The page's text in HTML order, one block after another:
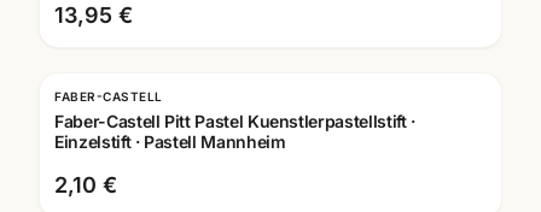
13,95 €
FABER-CASTELL
Faber-Castell Pitt Pastel Kuenstlerpastellstift ·
Einzelstift · Pastell Mannheim
2,10 €